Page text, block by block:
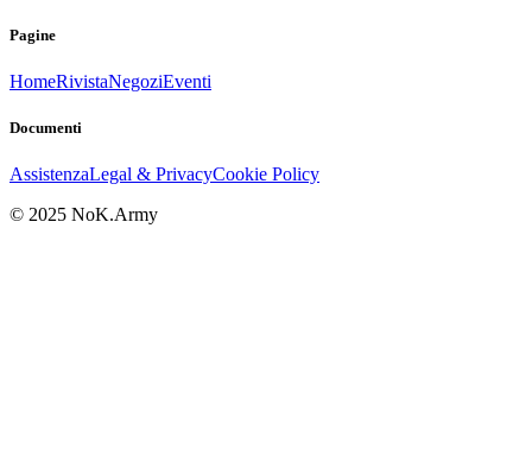
Pagine
HomeRivistaNegoziEventi
Documenti
AssistenzaLegal & PrivacyCookie Policy
© 2025 NoK.Army